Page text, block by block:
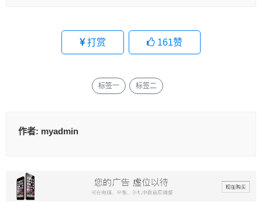
打赏 161赞
标签一 标签二
作者: myadmin